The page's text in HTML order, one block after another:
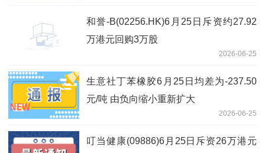
和誉-B(02256.HK)6月25日斥资约27.92
万港元回购3万股
2026-06-25
生意社丁苯橡胶6月25日均差为-237.50
元/吨 由负向缩小重新扩大
2026-06-25
叮当健康(09886)6月25日斥资26万港元